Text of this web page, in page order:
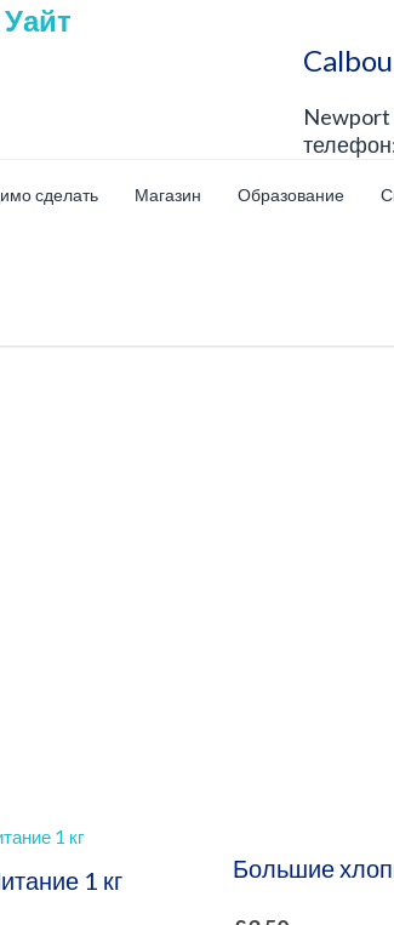
Newport
сделать Магазин Образование
1 кг Большие